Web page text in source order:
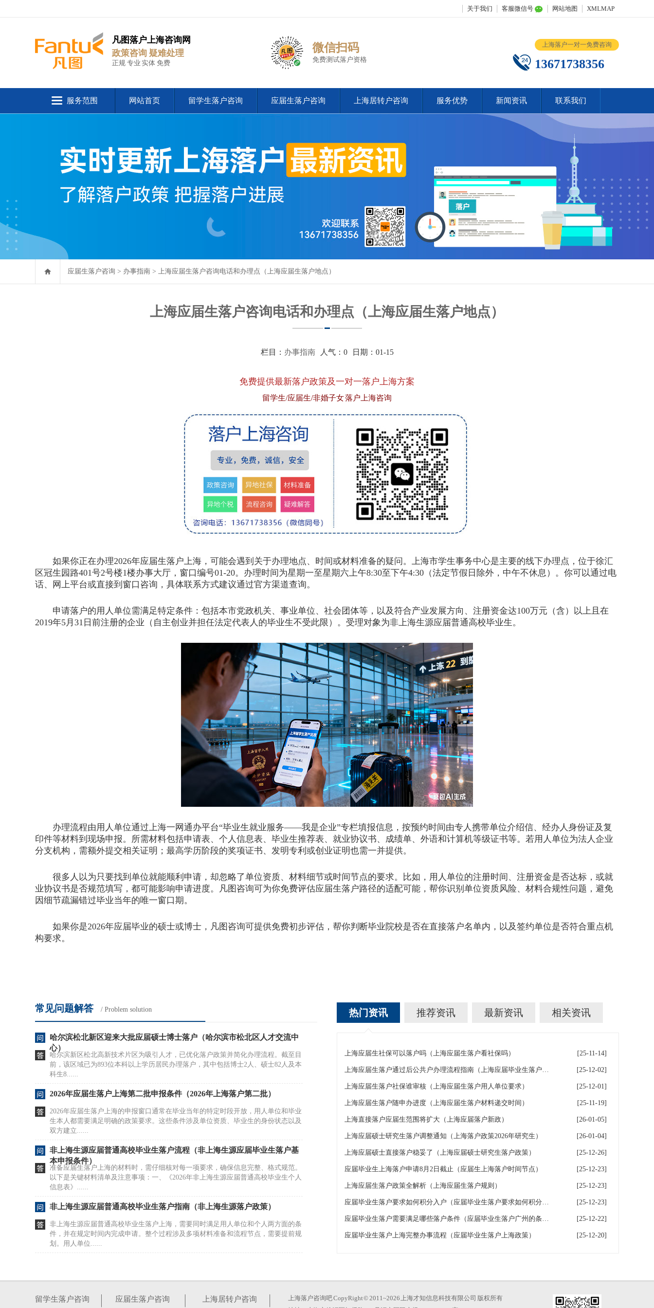
关于我们 客服微信号 网站地图 XMLMAP
凡图落户上海咨询网
政策咨询 疑难处理
正规 专业 实体 免费
微信扫码
免费测试落户资格
上海落户一对一免费咨询
13671738356
服务范围 网站首页 留学生落户咨询 应届生落户咨询 上海居转户咨询 服务优势 新闻资讯 联系我们
应届生落户咨询 > 办事指南 > 上海应届生落户咨询电话和办理点（上海应届生落户地点）
上海应届生落户咨询电话和办理点（上海应届生落户地点）
栏目： 办事指南人气： 0日期：01-15
免费提供最新落户政策及一对一落户上海方案
留学生/应届生/非婚子女 落户上海咨询
如果你正在办理2026年应届生落户上海，可能会遇到关于办理地点、时间或材料准备的疑问。上海市学生事务中心是主要的线下办理点，位于徐汇
区冠生园路401号2号楼1楼办事大厅，窗口编号01-20。办理时间为星期一至星期六上午8:30至下午4:30（法定节假日除外，中午不休息）。你可以通过电
话、网上平台或直接到窗口咨询，具体联系方式建议通过官方渠道查询。
申请落户的用人单位需满足特定条件：包括本市党政机关、事业单位、社会团体等，以及符合产业发展方向、注册资金达100万元（含）以上且在
2019年5月31日前注册的企业（自主创业并担任法定代表人的毕业生不受此限）。受理对象为非上海生源应届普通高校毕业生。
办理流程由用人单位通过上海一网通办平台“毕业生就业服务——我是企业”专栏填报信息，按预约时间由专人携带单位介绍信、经办人身份证及复
印件等材料到现场申报。所需材料包括申请表、个人信息表、毕业生推荐表、就业协议书、成绩单、外语和计算机等级证书等。若用人单位为法人企业
分支机构，需额外提交相关证明；最高学历阶段的奖项证书、发明专利或创业证明也需一并提供。
很多人以为只要找到单位就能顺利申请，却忽略了单位资质、材料细节或时间节点的要求。比如，用人单位的注册时间、注册资金是否达标，或就
业协议书是否规范填写，都可能影响申请进度。凡图咨询可为你免费评估应届生落户路径的适配可能，帮你识别单位资质风险、材料合规性问题，避免
因细节疏漏错过毕业当年的唯一窗口期。
如果你是2026年应届毕业的硕士或博士，凡图咨询可提供免费初步评估，帮你判断毕业院校是否在直接落户名单内，以及签约单位是否符合重点机
构要求。
常见问题解答 / Problem solution
哈尔滨松北新区迎来大批应届硕士博士落户（哈尔滨市松北区人才交流中
心）
哈尔滨新区松北高新技术片区为吸引人才，已优化落户政策并简化办理流程。截至目
前，该区域已为893位本科以上学历居民办理落户，其中包括博士2人、硕士82人及本
科生8......
2026年应届生落户上海第二批申报条件（2026年上海落户第二批）
2026年应届生落户上海的申报窗口通常在毕业当年的特定时段开放，用人单位和毕业
生本人都需要满足明确的政策要求。这些条件涉及单位资质、毕业生的身份状态以及
双方建立......
非上海生源应届普通高校毕业生落户流程（非上海生源应届毕业生落户基
本申报条件）
准备应届生落户上海的材料时，需仔细核对每一项要求，确保信息完整、格式规范。
以下是关键材料清单及注意事项：一、《2026年非上海生源应届普通高校毕业生个人
信息表》......
非上海生源应届普通高校毕业生落户指南（非上海生源落户政策）
非上海生源应届普通高校毕业生落户上海，需要同时满足用人单位和个人两方面的条
件，并在规定时间内完成申请。整个过程涉及多项材料准备和流程节点，需要提前规
划。用人单位......
上海为各类人才提供了多元化的落户路径，但不同路径的政策要求和适用对象差异明
业当年的时......
热门资讯 推荐资讯 最新资讯 相关资讯
上海应届生社保可以落户吗（上海应届生落户看社保吗） [25-11-14]
上海应届生落户通过后公共户办理流程指南（上海应届毕业生落户社区公共户） [25-12-02]
上海应届生落户社保谁审核（上海应届生落户用人单位要求） [25-12-01]
上海应届生落户随申办进度（上海应届生落户材料递交时间） [25-11-19]
上海直接落户应届生范围将扩大（上海应届落户新政） [26-01-05]
上海应届硕士研究生落户调整通知（上海落户政策2026年研究生） [26-01-04]
上海应届硕士直接落户稳妥了（上海应届硕士研究生落户政策） [25-12-26]
应届毕业生上海落户申请8月2日截止（应届生上海落户时间节点） [25-12-23]
上海应届生落户政策全解析（上海应届生落户规则） [25-12-23]
应届毕业生落户要求如何积分入户（应届毕业生落户要求如何积分入户深圳户口） [25-12-23]
应届毕业生落户需要满足哪些落户条件（应届毕业生落户广州的条件） [25-12-22]
应届毕业生落户上海完整办事流程（应届毕业生落户上海政策） [25-12-20]
留学生落户咨询 应届生落户咨询 上海居转户咨询 上海落户咨询吧CopyRight © 2011~2026 上海才知信息科技有限公司 版权所有